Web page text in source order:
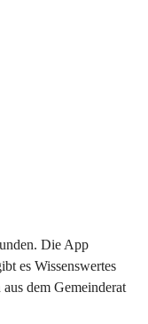
Die App
es Wissenswertes
dem Gemeinderat